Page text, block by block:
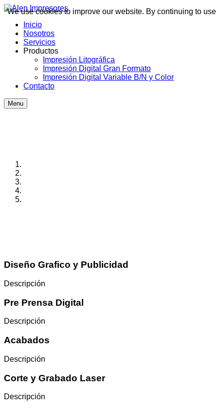
Inicio
Nosotros
Servicios
Productos
Impresión Litográfica
Impresión Digital Gran Formato
Impresión Digital Variable B/N y Color
Contacto
Menu
Diseño Grafico y Publicidad
Descripción
Pre Prensa Digital
Descripción
Acabados
Descripción
Corte y Grabado Laser
Descripción
We use cookies to improve our website. By continuing to